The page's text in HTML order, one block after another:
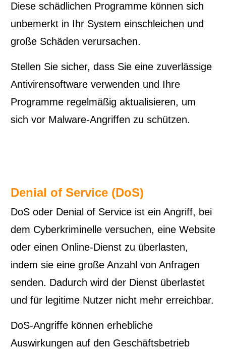
Diese schädlichen Programme können sich
unbemerkt in Ihr System einschleichen und
große Schäden verursachen.
Stellen Sie sicher, dass Sie eine zuverlässige
Antivirensoftware verwenden und Ihre
Programme regelmäßig aktualisieren, um
sich vor Malware-Angriffen zu schützen.
Denial of Service (DoS)
DoS oder Denial of Service ist ein Angriff, bei
dem Cyberkriminelle versuchen, eine Website
oder einen Online-Dienst zu überlasten,
indem sie eine große Anzahl von Anfragen
senden. Dadurch wird der Dienst überlastet
und für legitime Nutzer nicht mehr erreichbar.
DoS-Angriffe können erhebliche
Auswirkungen auf den Geschäftsbetrieb